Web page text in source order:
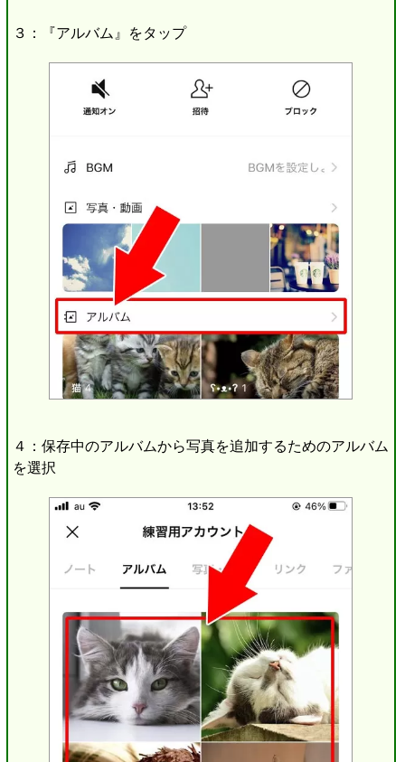
３：『アルバム』をタップ
４：保存中のアルバムから写真を追加するためのアルバム
を選択